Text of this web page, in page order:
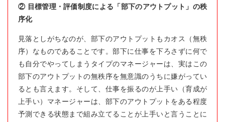
② 目標管理・評価制度による「部下のアウトプット」の秩
序化
見落としがちなのが、部下のアウトプットもカオス（無秩
序）なものであることです。部下に仕事を下ろさずに何で
も自分でやってしまうタイプのマネージャーは、実はこの
部下のアウトプットの無秩序を無意識のうちに嫌がってい
るとも言えます。そして、仕事を振るのが上手い（育成が
上手い）マネージャーは、部下のアウトプットをある程度
予測できる状態まで組み立てることが上手いと言うことに